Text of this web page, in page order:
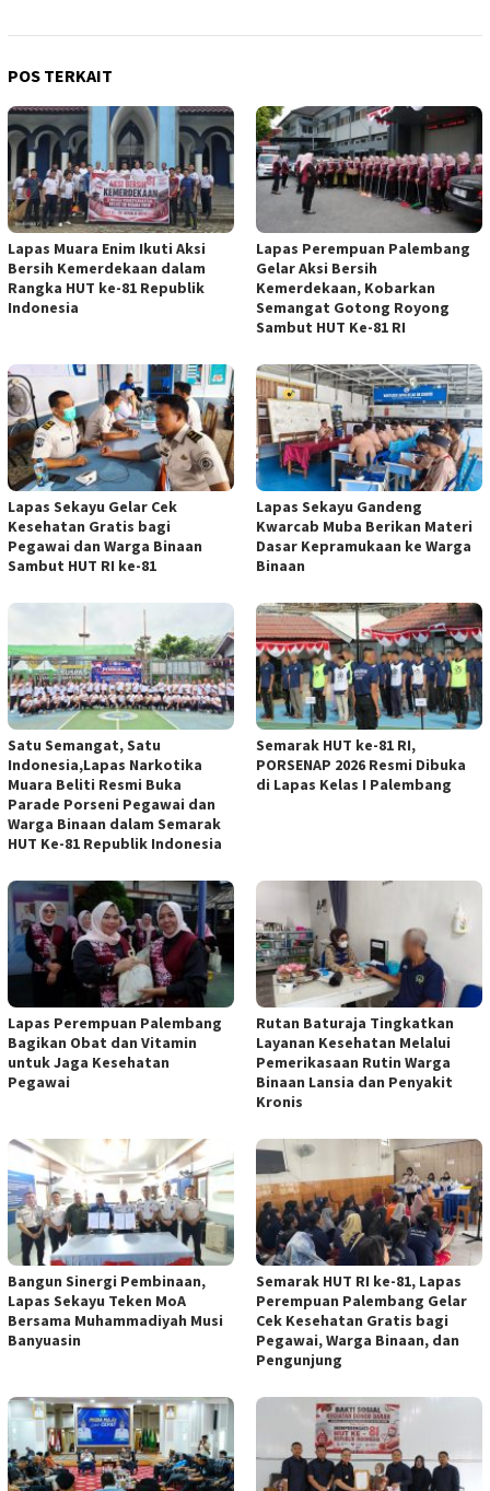
POS TERKAIT
Lapas Muara Enim Ikuti Aksi
Bersih Kemerdekaan dalam
Rangka HUT ke-81 Republik
Indonesia
Lapas Perempuan Palembang
Gelar Aksi Bersih
Kemerdekaan, Kobarkan
Semangat Gotong Royong
Sambut HUT Ke-81 RI
Lapas Sekayu Gelar Cek
Kesehatan Gratis bagi
Pegawai dan Warga Binaan
Sambut HUT RI ke-81
Lapas Sekayu Gandeng
Kwarcab Muba Berikan Materi
Dasar Kepramukaan ke Warga
Binaan
Satu Semangat, Satu
Indonesia,Lapas Narkotika
Muara Beliti Resmi Buka
Parade Porseni Pegawai dan
Warga Binaan dalam Semarak
HUT Ke-81 Republik Indonesia
Semarak HUT ke-81 RI,
PORSENAP 2026 Resmi Dibuka
di Lapas Kelas I Palembang
Lapas Perempuan Palembang
Bagikan Obat dan Vitamin
untuk Jaga Kesehatan
Pegawai
Rutan Baturaja Tingkatkan
Layanan Kesehatan Melalui
Pemerikasaan Rutin Warga
Binaan Lansia dan Penyakit
Kronis
Bangun Sinergi Pembinaan,
Lapas Sekayu Teken MoA
Bersama Muhammadiyah Musi
Banyuasin
Semarak HUT RI ke-81, Lapas
Perempuan Palembang Gelar
Cek Kesehatan Gratis bagi
Pegawai, Warga Binaan, dan
Pengunjung